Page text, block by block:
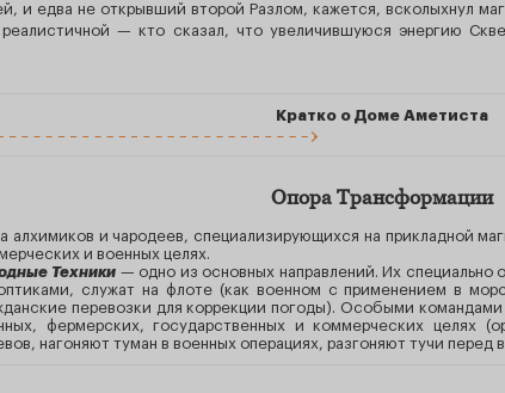
и едва не открывший второй Разлом, кажется, всколыхнул
— кто сказал, что увеличившуюся энергию
Кратко о Доме Аметиста
Опора Трансформации
алхимиков и чародеев, специализирующихся на прикладной
и военных целях.
Техники — одно из основных направлений. Их специально
служат на флоте (как военном с применением в
перевозки для коррекции погоды). Особыми
фермерских, государственных и коммерческих целях
нагоняют туман в военных операциях, разгоняют тучи